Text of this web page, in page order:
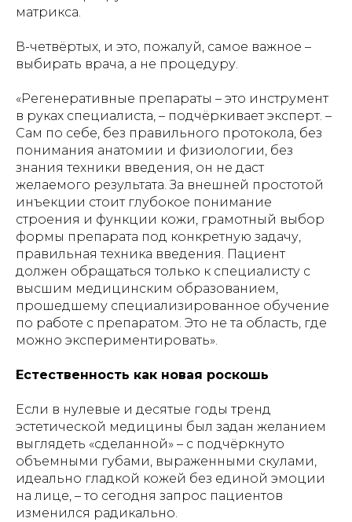
матрикса.
В-четвёртых, и это, пожалуй, самое важное –
выбирать врача, а не процедуру.
«Регенеративные препараты – это инструмент
в руках специалиста, – подчёркивает эксперт. –
Сам по себе, без правильного протокола, без
понимания анатомии и физиологии, без
знания техники введения, он не даст
желаемого результата. За внешней простотой
инъекции стоит глубокое понимание
строения и функции кожи, грамотный выбор
формы препарата под конкретную задачу,
правильная техника введения. Пациент
должен обращаться только к специалисту с
высшим медицинским образованием,
прошедшему специализированное обучение
по работе с препаратом. Это не та область, где
можно экспериментировать».
Естественность как новая роскошь
Если в нулевые и десятые годы тренд
эстетической медицины был задан желанием
выглядеть «сделанной» – с подчёркнуто
объемными губами, выраженными скулами,
идеально гладкой кожей без единой эмоции
на лице, – то сегодня запрос пациентов
изменился радикально.